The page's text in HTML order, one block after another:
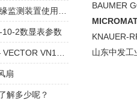
BAUMER
KNAUER-
山东中发工
2数显表参数
扇
解多少呢？